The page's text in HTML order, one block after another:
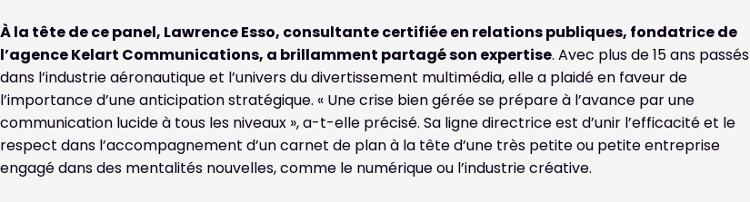
À la tête de ce panel, Lawrence Esso, consultante certifiée en relations publiques, fondatrice de
l’agence Kelart Communications, a brillamment partagé son expertise. Avec plus de 15 ans passés
dans l’industrie aéronautique et l’univers du divertissement multimédia, elle a plaidé en faveur de
l’importance d’une anticipation stratégique. « Une crise bien gérée se prépare à l’avance par une
communication lucide à tous les niveaux », a-t-elle précisé. Sa ligne directrice est d’unir l’efficacité et le
respect dans l’accompagnement d’un carnet de plan à la tête d’une très petite ou petite entreprise
engagé dans des mentalités nouvelles, comme le numérique ou l’industrie créative.